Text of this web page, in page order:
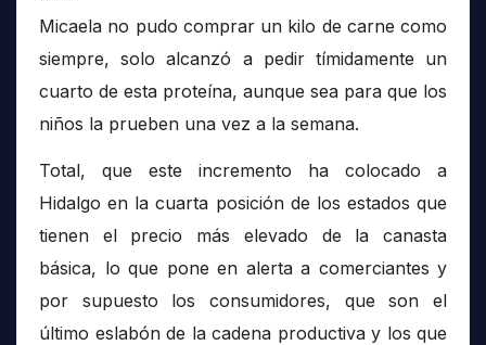
Micaela no pudo comprar un kilo de carne como
siempre, solo alcanzó a pedir tímidamente un
cuarto de esta proteína, aunque sea para que los
niños la prueben una vez a la semana.
Total, que este incremento ha colocado a
Hidalgo en la cuarta posición de los estados que
tienen el precio más elevado de la canasta
básica, lo que pone en alerta a comerciantes y
por supuesto los consumidores, que son el
último eslabón de la cadena productiva y los que